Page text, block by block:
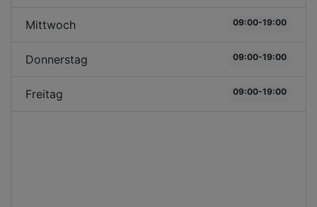
Mittwoch 09:00-19:00
Donnerstag 09:00-19:00
Freitag 09:00-19:00